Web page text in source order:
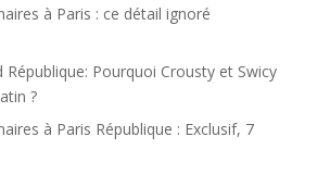
à Paris : ce détail ignoré
République: Pourquoi Crousty et Swicy
?
à Paris République : Exclusif, 7